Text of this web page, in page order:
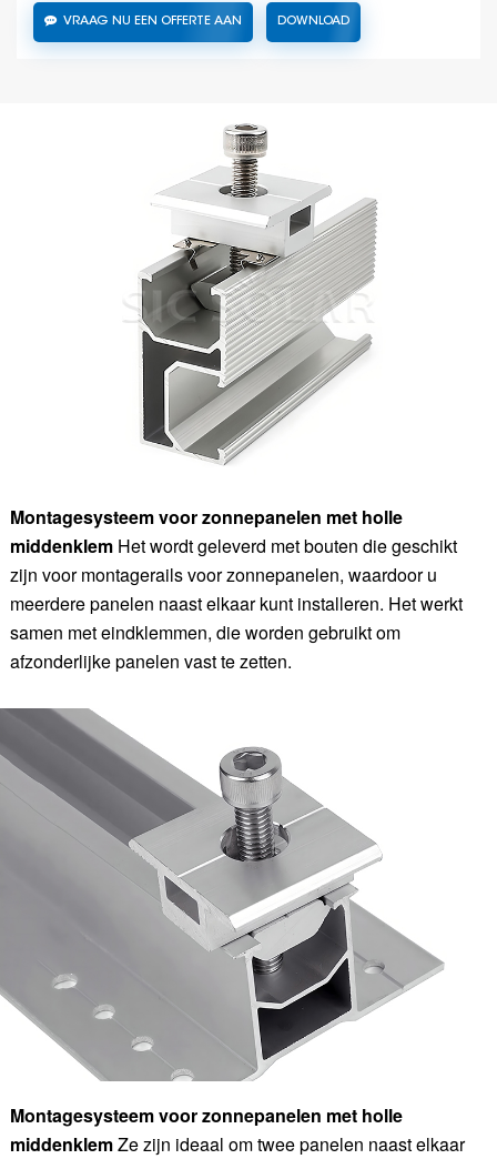
VRAAG NU EEN OFFERTE AAN DOWNLOAD
Montagesysteem voor zonnepanelen met holle
middenklem Het wordt geleverd met bouten die geschikt
zijn voor montagerails voor zonnepanelen, waardoor u
meerdere panelen naast elkaar kunt installeren. Het werkt
samen met eindklemmen, die worden gebruikt om
afzonderlijke panelen vast te zetten.
Montagesysteem voor zonnepanelen met holle
middenklemZe zijn ideaal om twee panelen naast elkaar